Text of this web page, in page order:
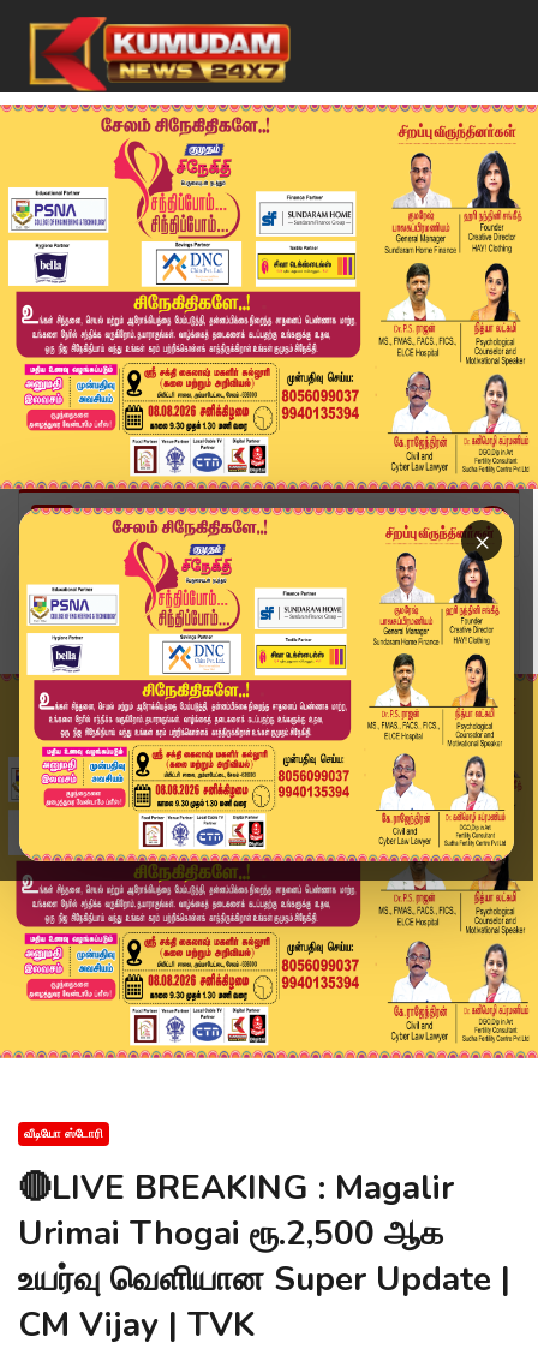
×
Home
வீடியோ ஸ்டோரி
🔴LIVE BREAKING : Magalir Urimai Thogai ரூ.2,50...
வீடியோ ஸ்டோரி
🔴LIVE BREAKING : Magalir
Urimai Thogai ரூ.2,500 ஆக
உயர்வு வெளியான Super Update |
CM Vijay | TVK